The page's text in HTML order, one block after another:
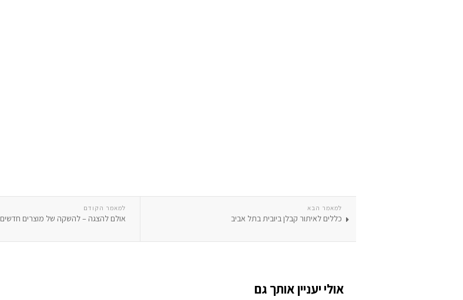
למאמר הקודם
אולם להצגה – להשקה של מוצרים חדשים
למאמר הבא
כללים לאיתור קבלן ביובית בתל אביב
אולי יעניין אותך גם